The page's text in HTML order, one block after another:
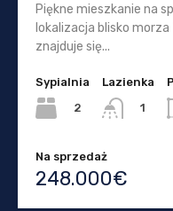
Piękne mieszkanie na
lokalizacja blisko
znajduje się...
Sypialnia
2
Lazienka
1
Na sprzedaż
248.000€